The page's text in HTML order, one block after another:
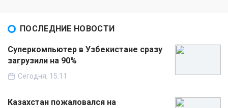
ПОСЛЕДНИЕ НОВОСТИ
Суперкомпьютер в Узбекистане сразу
загрузили на 90%
Сегодня, 15:11
Казахстан пожаловался на